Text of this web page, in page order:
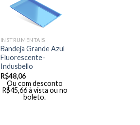
INSTRUMENTAIS
Bandeja Grande Azul
Fluorescente-
Indusbello
R$48,06
Ou com desconto
R$45,66 à vista ou no
boleto.